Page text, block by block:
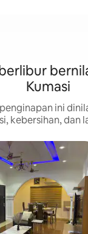
Kumasi
ini
kebersihan, dan